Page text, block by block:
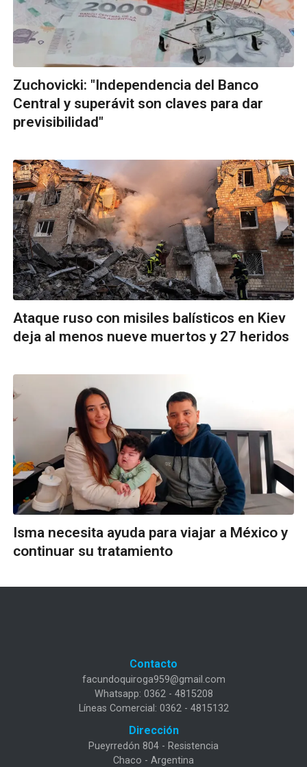
Zuchovicki: "Independencia del Banco
Central y superávit son claves para dar
previsibilidad"
Ataque ruso con misiles balísticos en Kiev
deja al menos nueve muertos y 27 heridos
Isma necesita ayuda para viajar a México y
continuar su tratamiento
Contacto
facundoquiroga959@gmail.com
Whatsapp: 0362 - 4815208
Líneas Comercial: 0362 - 4815132
Dirección
Pueyrredón 804 - Resistencia
Chaco - Argentina